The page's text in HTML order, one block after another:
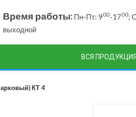
Время работы:Пн-Пт: 900-1700;
выходной
ВСЯ ПРОДУКЦИЯ
КТ 4